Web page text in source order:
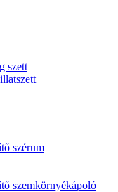
szett
szérum
szemkörnyékápoló